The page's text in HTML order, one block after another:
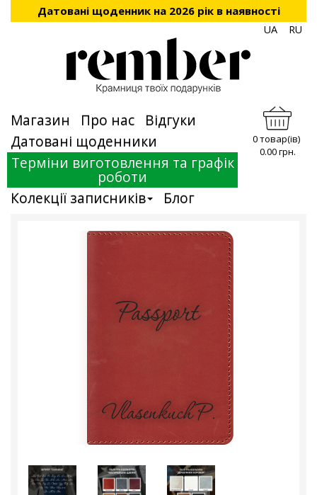
Датовані щоденник на 2026 рік в наявності
UA RU
Магазин Про нас
Відгуки
Датовані щоденники
Терміни виготовлення та графік
роботи
Колекції записників
Блог
0 товар(ів)
0.00 грн.